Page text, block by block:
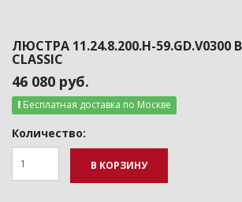
ЛЮСТРА 11.24.8.200.H-59.GD.V0300
CLASSIC
46 080 руб.
Бесплатная доставка по Москве
Количество:
В КОРЗИНУ